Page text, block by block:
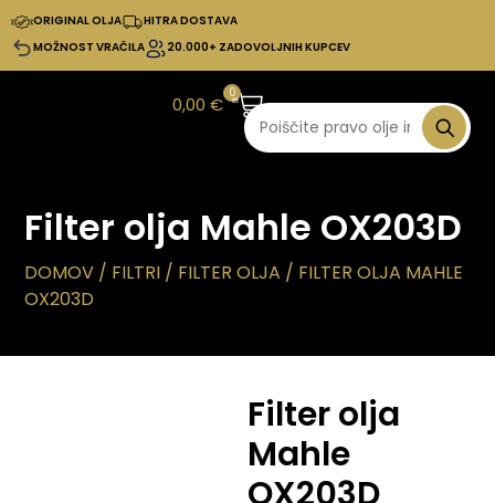
ORIGINAL OLJA
HITRA DOSTAVA
MOŽNOST VRAČILA
20.000+ ZADOVOLJNIH KUPCEV
0,00€
0
Filter olja Mahle OX203D
DOMOV / FILTRI / FILTER OLJA / FILTER OLJA MAHLE
OX203D
Filter olja
Mahle